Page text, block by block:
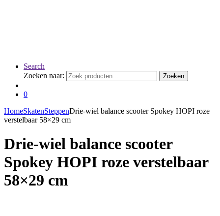
Search
Zoeken naar:
Zoeken
0
HomeSkatenSteppenDrie-wiel balance scooter Spokey HOPI roze
verstelbaar 58×29 cm
Drie-wiel balance scooter
Spokey HOPI roze verstelbaar
58×29 cm